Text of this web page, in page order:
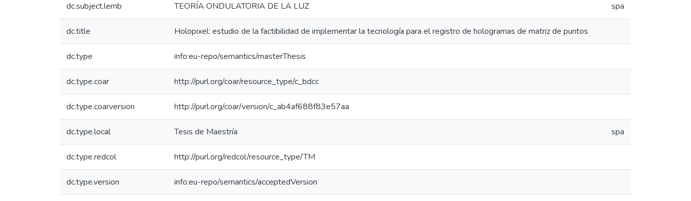
dc.subject.lemb TEORÍA ONDULATORIA DE LA LUZ spa
dc.title Holopixel: estudio de la factibilidad de implementar la tecnología para el registro de hologramas de matriz de puntos
dc.type info:eu-repo/semantics/masterThesis
dc.type.coar http://purl.org/coar/resource_type/c_bdcc
dc.type.coarversion http://purl.org/coar/version/c_ab4af688f83e57aa
dc.type.local Tesis de Maestría spa
dc.type.redcol http://purl.org/redcol/resource_type/TM
dc.type.version info:eu-repo/semantics/acceptedVersion